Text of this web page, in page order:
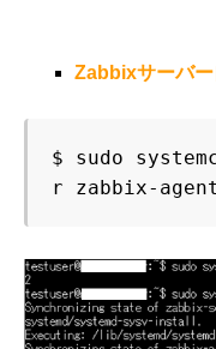
Zabbixサーバ
$ sudo
r zabbix-